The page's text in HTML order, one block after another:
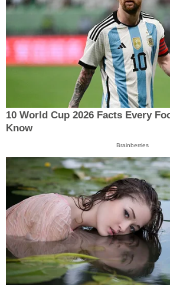
10 World Cup 2026 Facts Every
Know
Brainberries